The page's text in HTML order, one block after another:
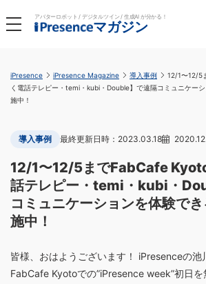
アバターロボット / デジタルツイン / 生成AI が分かる！
マガジン
iPresence iPresence Magazine 導入事例
12/1〜12/5
く電話テレピー・temi・kubi・Double】で遠隔コミュニケー
施中！
導入事例 2023.03.18
12/1〜12/5までFabCafe
話テレピー・temi・kubi・
コミュニケーションを体験で
施中！
皆様、おはようございます！ iPresenceの池
FabCafe Kyotoでの”iPresence week”初日を